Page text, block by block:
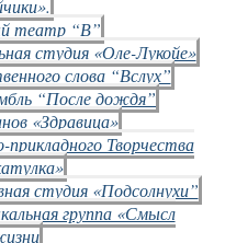
театр “В”
студия «Оле-Лукойе»
слова “Вслух”
“После дождя”
«Здравица»
Творчества
студия «Подсолнухи”
группа «Смысл